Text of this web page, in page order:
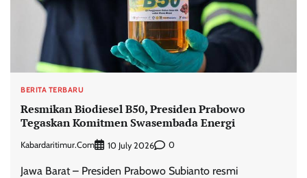
BERITA TERBARU
Resmikan Biodiesel B50, Presiden Prabowo
Tegaskan Komitmen Swasembada Energi
Kabardaritimur.com 10 July 2026 0
Jawa Barat – Presiden Prabowo Subianto resmi